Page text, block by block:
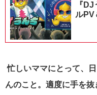
『
ルPV
忙しいママにとって、
んのこと。適度に手を